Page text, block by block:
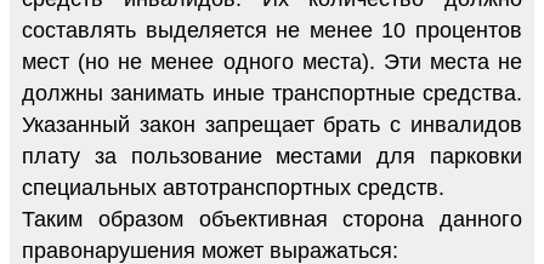
составлять выделяется не менее 10 процентов
мест (но не менее одного места). Эти места не
должны занимать иные транспортные средства.
Указанный закон запрещает брать с инвалидов
плату за пользование местами для парковки
специальных автотранспортных средств.
Таким образом объективная сторона данного
правонарушения может выражаться: